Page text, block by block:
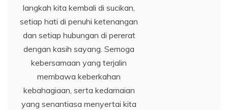
langkah kita kembali di sucikan,
setiap hati di penuhi ketenangan
dan setiap hubungan di pererat
dengan kasih sayang. Semoga
kebersamaan yang terjalin
membawa keberkahan
kebahagiaan, serta kedamaian
yang senantiasa menyertai kita